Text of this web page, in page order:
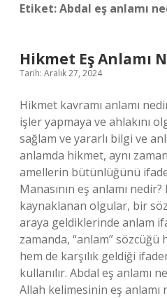
Etiket:Abdal eş anlamı
Hikmet Eş Anlamı
Tarih: Aralık 27, 2024
Hikmet kavramı anlamı
işler yapmaya ve ahlakını
sağlam ve yararlı bilgi ve
anlamda hikmet, aynı
amellerin bütünlüğünü
Manasının eş anlamı
kaynaklanan olgular, bir
araya geldiklerinde anlam
zamanda, “anlam” sözcüğü
hem de karşılık geldiği
kullanılır. Abdal eş anlamı
Allah kelimesinin eş anlamı